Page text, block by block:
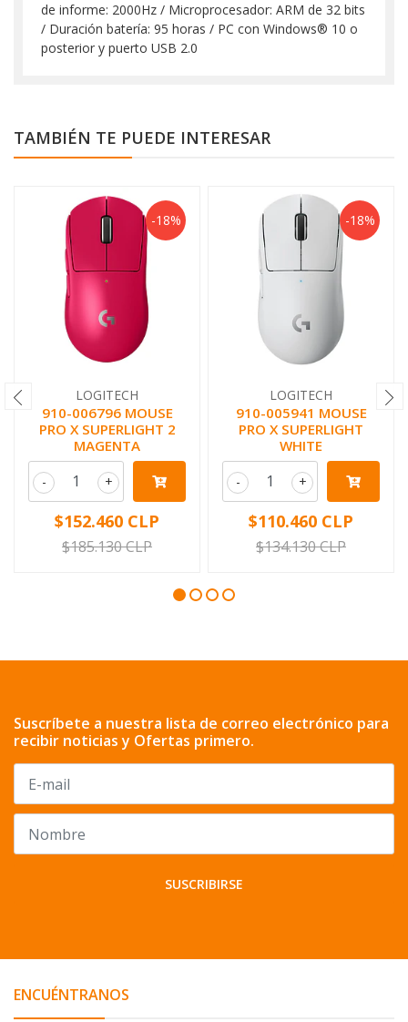
de informe: 2000Hz / Microprocesador: ARM de 32 bits
/ Duración batería: 95 horas / PC con Windows® 10 o
posterior y puerto USB 2.0
TAMBIÉN TE PUEDE INTERESAR
-18%
LOGITECH
910-006796 MOUSE
PRO X SUPERLIGHT 2
MAGENTA
+
-
$152.460 CLP
$185.130 CLP
-18%
LOGITECH
910-005941 MOUSE
PRO X SUPERLIGHT
WHITE
+
-
$110.460 CLP
$134.130 CLP
Suscríbete a nuestra lista de correo electrónico para
recibir noticias y Ofertas primero.
SUSCRIBIRSE
ENCUÉNTRANOS